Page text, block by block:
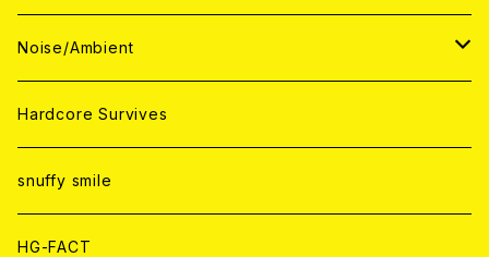
ANALOG
ANALOG
CD
ANALOG
CD
ANALOG
WORLD
CD
ANALOG
JAPAN
CD
ANALOG
WORLD
CD
ANALOG
Noise/Ambient
JAPAN
CD
ANALOG
WORLD
CD
Hardcore Survives
snuffy smile
HG-FACT